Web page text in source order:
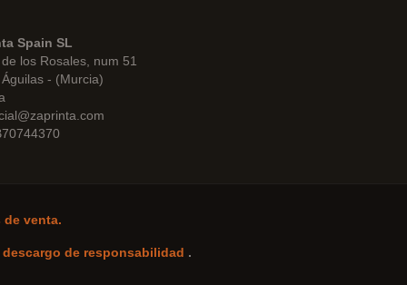
Spain SL
los Rosales, num 51
- (Murcia)
venta.
descargo de responsabilidad .